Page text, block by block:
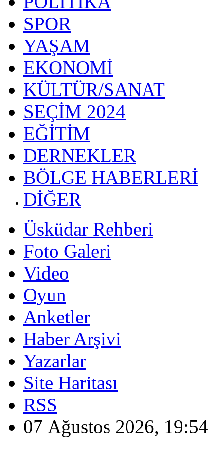
SPOR
YAŞAM
EKONOMİ
KÜLTÜR/SANAT
SEÇİM 2024
EĞİTİM
DERNEKLER
BÖLGE HABERLERİ
DİĞER
Üsküdar Rehberi
Foto Galeri
Video
Oyun
Anketler
Haber Arşivi
Yazarlar
Site Haritası
RSS
07 Ağustos 2026, 19:54